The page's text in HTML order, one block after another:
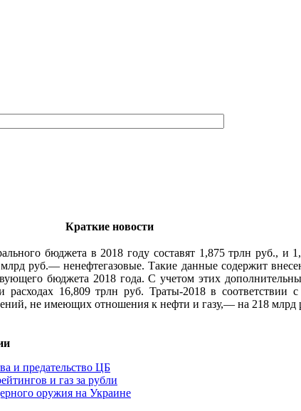
Краткие новости
бюджета в 2018 году составят 1,875 трлн руб., и
руб.— ненефтегазовые. Такие данные содержит
бюджета 2018 года. С учетом этих
16,809 трлн руб. Траты-2018 в соответствии
не имеющих отношения к нефти и газу,— на 218 млрд
и предательство ЦБ
и газ за рубли
оружия на Украине